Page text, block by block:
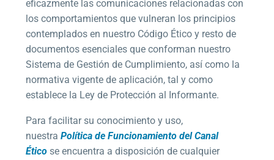
eficazmente las comunicaciones relacionadas con
los comportamientos que vulneran los principios
contemplados en nuestro Código Ético y resto de
documentos esenciales que conforman nuestro
Sistema de Gestión de Cumplimiento, así como la
normativa vigente de aplicación, tal y como
establece la Ley de Protección al Informante.
Para facilitar su conocimiento y uso,
nuestra Política de Funcionamiento del Canal
Ético se encuentra a disposición de cualquier